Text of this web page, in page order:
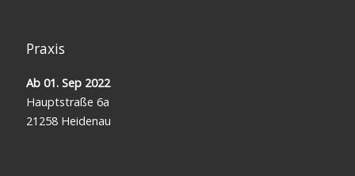
Praxis
Ab 01. Sep 2022
Hauptstraße 6a
21258 Heidenau